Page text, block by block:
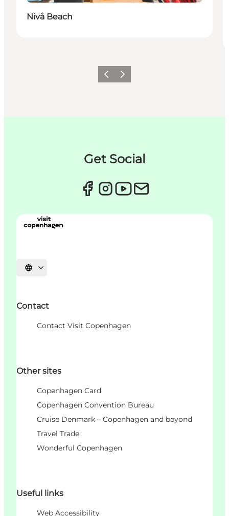
Nivå Beach
PrécédentSuivant
Get Social
Choisissez la langue
Contact
Contact Visit Copenhagen
Other sites
Copenhagen Card
Copenhagen Convention Bureau
Cruise Denmark – Copenhagen and beyond
Travel Trade
Wonderful Copenhagen
Useful links
Web Accessibility